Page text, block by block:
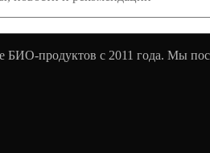
БИО-продуктов с 2011 года. Мы